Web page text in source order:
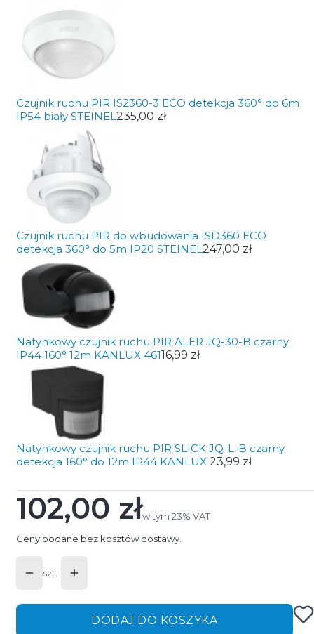
Czujnik ruchu PIR IS2360-3 ECO detekcja 360° do 6m
IP54 biały STEINEL 235,00 zł
Czujnik ruchu PIR do wbudowania ISD360 ECO
detekcja 360° do 5m IP20 STEINEL 247,00 zł
Natynkowy czujnik ruchu PIR ALER JQ-30-B czarny
IP44 160° 12m KANLUX 46116,99 zł
Natynkowy czujnik ruchu PIR SLICK JQ-L-B czarny
detekcja 160° do 12m IP44 KANLUX 23,99 zł
Cena
102,00 złw tym 23% VAT
w tym 23% VAT
Ceny podane bez kosztów dostawy.
szt.
DODAJ DO KOSZYKA